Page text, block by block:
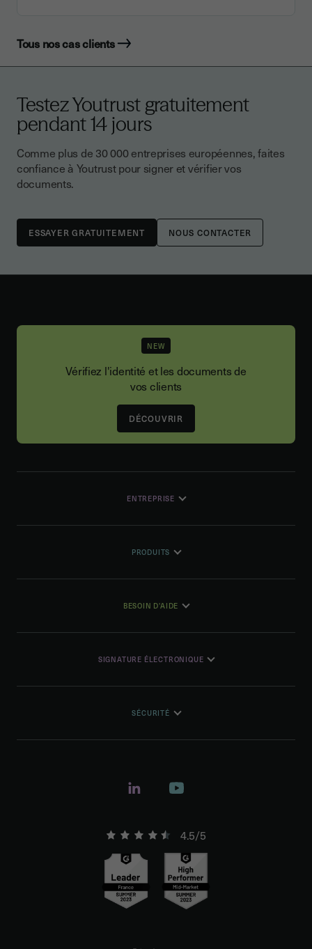
Tous nos cas clients
Testez Youtrust gratuitement
pendant 14 jours
Comme plus de 30 000 entreprises européennes, faites
confiance à Youtrust pour signer et vérifier vos
documents.
NOUS CONTACTER
NEW
Vérifiez l'identité et les documents de
vos clients
DÉCOUVRIR
ENTREPRISE
PRODUITS
BESOIN D'AIDE
SIGNATURE ÉLECTRONIQUE
SÉCURITÉ
4.5/5